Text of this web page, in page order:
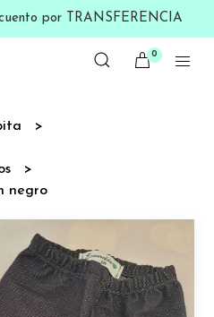
por TRANSFERENCIA
0
negro